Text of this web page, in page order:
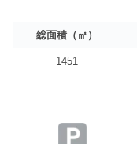
総面積（㎡）
1451